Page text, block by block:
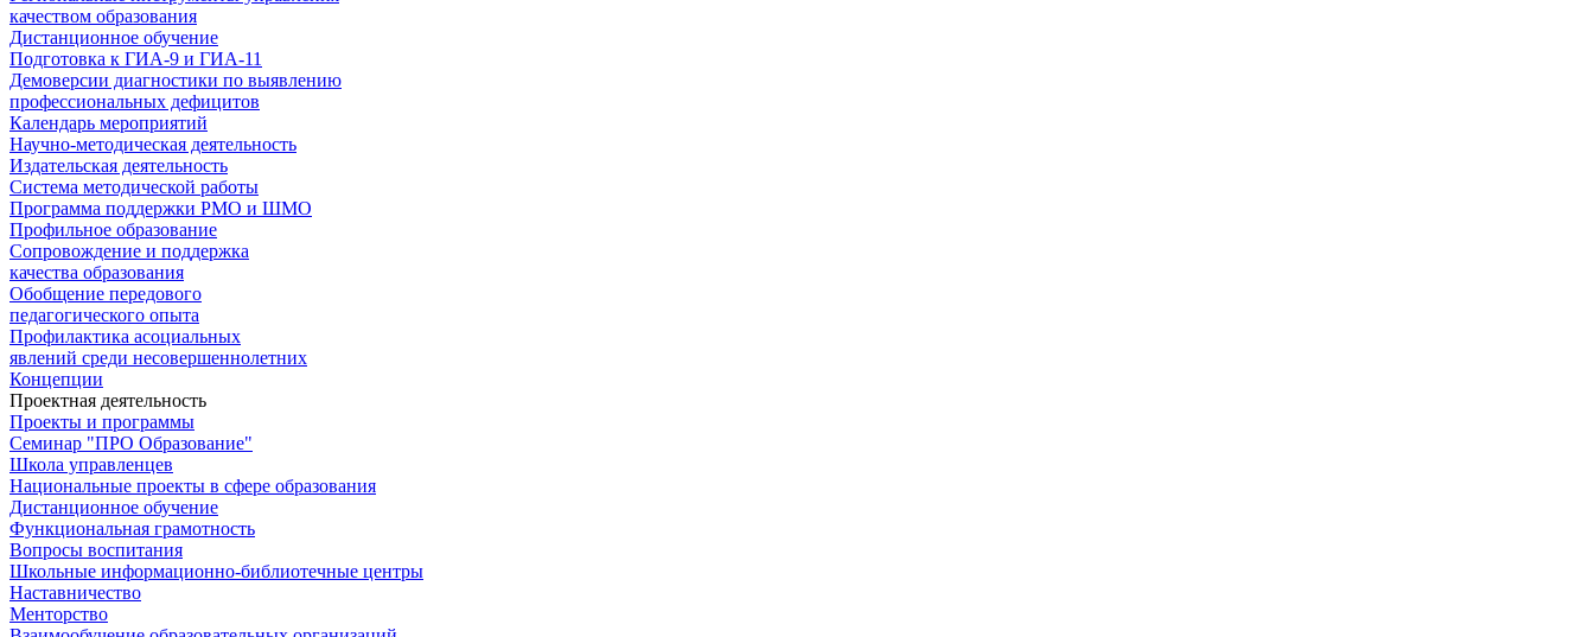
качеством образования
Дистанционное обучение
Подготовка к ГИА-9 и ГИА-11
Демоверсии диагностики по выявлению
профессиональных дефицитов
Календарь мероприятий
Научно-методическая деятельность
Издательская деятельность
Система методической работы
Программа поддержки РМО и ШМО
Профильное образование
Сопровождение и поддержка
качества образования
Обобщение передового
педагогического опыта
Профилактика асоциальных
явлений среди несовершеннолетних
Концепции
Проектная деятельность
Проекты и программы
Семинар "ПРО Образование"
Школа управленцев
Национальные проекты в сфере образования
Дистанционное обучение
Функциональная грамотность
Вопросы воспитания
Школьные информационно-библиотечные центры
Наставничество
Менторство